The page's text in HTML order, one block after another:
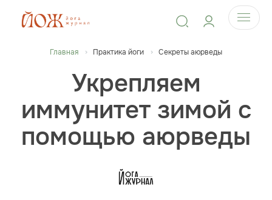
Главная Практика йоги Секреты аюрведы
Укрепляем
иммунитет зимой с
помощью аюрведы